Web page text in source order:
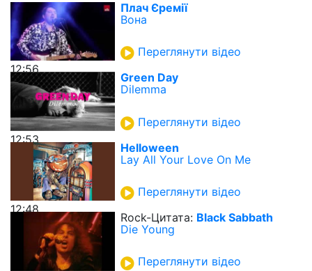
12:56
Плач Єремії
Вона
Переглянути відео
12:53
Green Day
Dilemma
Переглянути відео
12:48
Helloween
Lay All Your Love On Me
Переглянути відео
Rock-Цитата: Black Sabbath
Die Young
Переглянути відео